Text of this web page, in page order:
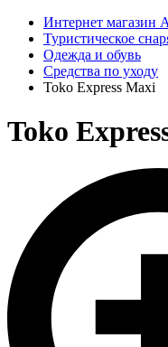
Интернет магазин
Туристическое
Одежда и обувь
Средства по уходу
Toko Express Maxi
Toko